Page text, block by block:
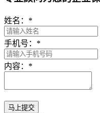
姓名： *
手机号： *
内容： *